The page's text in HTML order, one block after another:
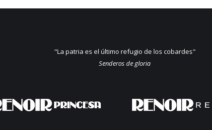
"La patria es el último refugio de los cobardes"
Senderos de gloria